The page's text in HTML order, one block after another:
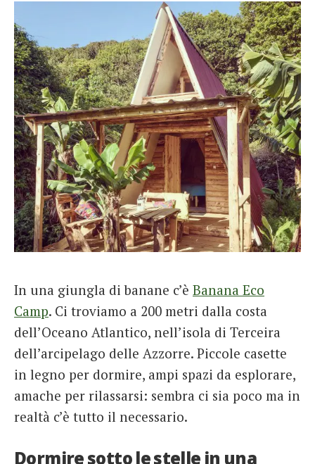
In una giungla di banane c’è Banana Eco
Camp. Ci troviamo a 200 metri dalla costa
dell’Oceano Atlantico, nell’isola di Terceira
dell’arcipelago delle Azzorre. Piccole casette
in legno per dormire, ampi spazi da esplorare,
amache per rilassarsi: sembra ci sia poco ma in
realtà c’è tutto il necessario.
Dormire sotto le stelle in una